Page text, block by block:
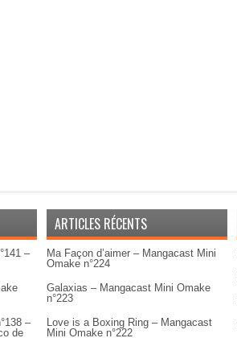
–
–
de
ARTICLES RÉCENTS
Ma Façon d’aimer – Mangacast Mini
Omake n°224
Galaxias – Mangacast Mini Omake
n°223
Love is a Boxing Ring – Mangacast
Mini Omake n°222